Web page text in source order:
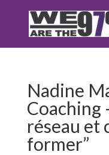
Nadine
Coaching
réseau et
former”